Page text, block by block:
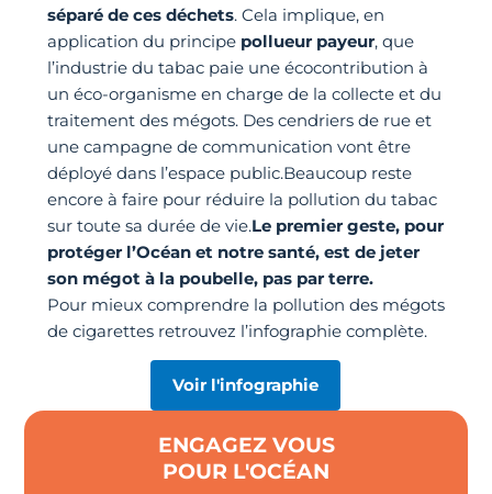
séparé de ces déchets. Cela implique, en
application du principe pollueur payeur, que
l’industrie du tabac paie une écocontribution à
un éco-organisme en charge de la collecte et du
traitement des mégots. Des cendriers de rue et
une campagne de communication vont être
déployé dans l’espace public.Beaucoup reste
encore à faire pour réduire la pollution du tabac
sur toute sa durée de vie.Le premier geste, pour
protéger l’Océan et notre santé, est de jeter
son mégot à la poubelle, pas par terre.
Pour mieux comprendre la pollution des mégots
de cigarettes retrouvez l’infographie complète.
Voir l'infographie
ENGAGEZ VOUS
POUR L'OCÉAN